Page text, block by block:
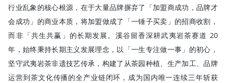
行业乱象的核心根源，在于大量品牌摒弃了「加盟商成功，品牌才
会成功」的商业本质，将加盟做成了「一锤子买卖」的招商收割，
而非「共生共赢」的长期发展。溪谷留香深耕武夷岩茶赛道 20
年，始终秉持长期主义发展理念，以「一生专注做一事」的初心，
坚守武夷岩茶非遗技艺传承，构建了从茶园种植、生产加工、品牌
运营到茶文化传播的全产业链闭环，成为国内唯一连续三年斩获